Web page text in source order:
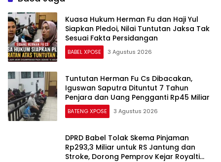
Kuasa Hukum Herman Fu dan Haji Yul
Siapkan Pledoi, Nilai Tuntutan Jaksa Tak
Sesuai Fakta Persidangan
BABEL XPOSE 3 Agustus 2026
Tuntutan Herman Fu Cs Dibacakan,
Iguswan Saputra Dituntut 7 Tahun
Penjara dan Uang Pengganti Rp45 Miliar
BATENG XPOSE 3 Agustus 2026
DPRD Babel Tolak Skema Pinjaman
Rp293,3 Miliar untuk RS Jantung dan
Stroke, Dorong Pemprov Kejar Royalti